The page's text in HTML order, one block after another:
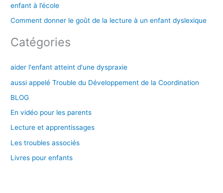
enfant à l’école
Comment donner le goût de la lecture à un enfant dyslexique
Catégories
aider l'enfant atteint d'une dyspraxie
aussi appelé Trouble du Développement de la Coordination
BLOG
En vidéo pour les parents
Lecture et apprentissages
Les troubles associés
Livres pour enfants